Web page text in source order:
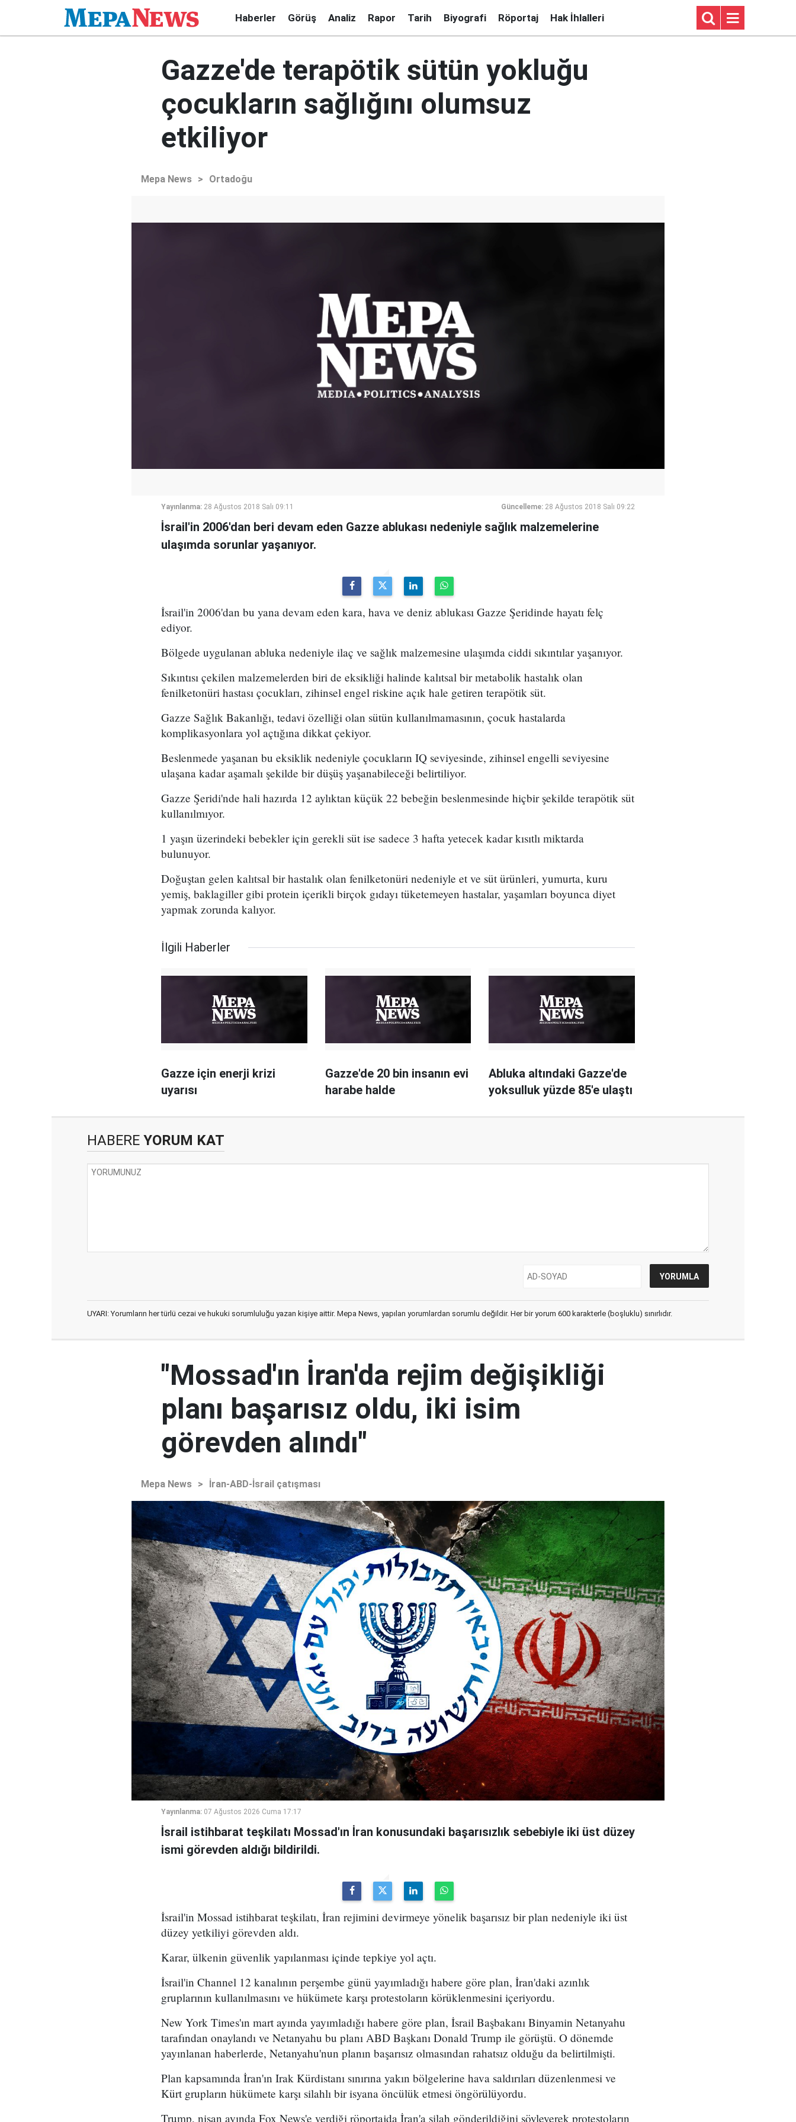
Haberler Görüş Analiz Rapor Tarih Biyografi Röportaj Hak İhlalleri
Gazze'de terapötik sütün yokluğu
çocukların sağlığını olumsuz
etkiliyor
Mepa News > Ortadoğu
Yayınlanma: 28 Ağustos 2018 Salı 09:11 Güncelleme: 28 Ağustos 2018 Salı 09:22
İsrail'in 2006'dan beri devam eden Gazze ablukası nedeniyle sağlık malzemelerine
ulaşımda sorunlar yaşanıyor.
İsrail'in 2006'dan bu yana devam eden kara, hava ve deniz ablukası Gazze Şeridinde hayatı felç
ediyor.
Bölgede uygulanan abluka nedeniyle ilaç ve sağlık malzemesine ulaşımda ciddi sıkıntılar yaşanıyor.
Sıkıntısı çekilen malzemelerden biri de eksikliği halinde kalıtsal bir metabolik hastalık olan
fenilketonüri hastası çocukları, zihinsel engel riskine açık hale getiren terapötik süt.
Gazze Sağlık Bakanlığı, tedavi özelliği olan sütün kullanılmamasının, çocuk hastalarda
komplikasyonlara yol açtığına dikkat çekiyor.
Beslenmede yaşanan bu eksiklik nedeniyle çocukların IQ seviyesinde, zihinsel engelli seviyesine
ulaşana kadar aşamalı şekilde bir düşüş yaşanabileceği belirtiliyor.
Gazze Şeridi'nde hali hazırda 12 aylıktan küçük 22 bebeğin beslenmesinde hiçbir şekilde terapötik süt
kullanılmıyor.
1 yaşın üzerindeki bebekler için gerekli süt ise sadece 3 hafta yetecek kadar kısıtlı miktarda
bulunuyor.
Doğuştan gelen kalıtsal bir hastalık olan fenilketonüri nedeniyle et ve süt ürünleri, yumurta, kuru
yemiş, baklagiller gibi protein içerikli birçok gıdayı tüketemeyen hastalar, yaşamları boyunca diyet
yapmak zorunda kalıyor.
İlgili Haberler
Gazze için enerji krizi
uyarısı
Gazze'de 20 bin insanın evi
harabe halde
Abluka altındaki Gazze'de
yoksulluk yüzde 85'e ulaştı
HABERE YORUM KAT
UYARI: Yorumların her türlü cezai ve hukuki sorumluluğu yazan kişiye aittir. Mepa News, yapılan yorumlardan sorumlu değildir. Her bir yorum 600 karakterle (boşluklu) sınırlıdır.
"Mossad'ın İran'da rejim değişikliği
planı başarısız oldu, iki isim
görevden alındı"
Mepa News > İran-ABD-İsrail çatışması
Yayınlanma: 07 Ağustos 2026 Cuma 17:17
İsrail istihbarat teşkilatı Mossad'ın İran konusundaki başarısızlık sebebiyle iki üst düzey
ismi görevden aldığı bildirildi.
İsrail'in Mossad istihbarat teşkilatı, İran rejimini devirmeye yönelik başarısız bir plan nedeniyle iki üst
düzey yetkiliyi görevden aldı.
Karar, ülkenin güvenlik yapılanması içinde tepkiye yol açtı.
İsrail'in Channel 12 kanalının perşembe günü yayımladığı habere göre plan, İran'daki azınlık
gruplarının kullanılmasını ve hükümete karşı protestoların körüklenmesini içeriyordu.
New York Times'ın mart ayında yayımladığı habere göre plan, İsrail Başbakanı Binyamin Netanyahu
tarafından onaylandı ve Netanyahu bu planı ABD Başkanı Donald Trump ile görüştü. O dönemde
yayınlanan haberlerde, Netanyahu'nun planın başarısız olmasından rahatsız olduğu da belirtilmişti.
Plan kapsamında İran'ın Irak Kürdistanı sınırına yakın bölgelerine hava saldırıları düzenlenmesi ve
Kürt grupların hükümete karşı silahlı bir isyana öncülük etmesi öngörülüyordu.
Trump, nisan ayında Fox News'e verdiği röportajda İran'a silah gönderildiğini söyleyerek protestoların